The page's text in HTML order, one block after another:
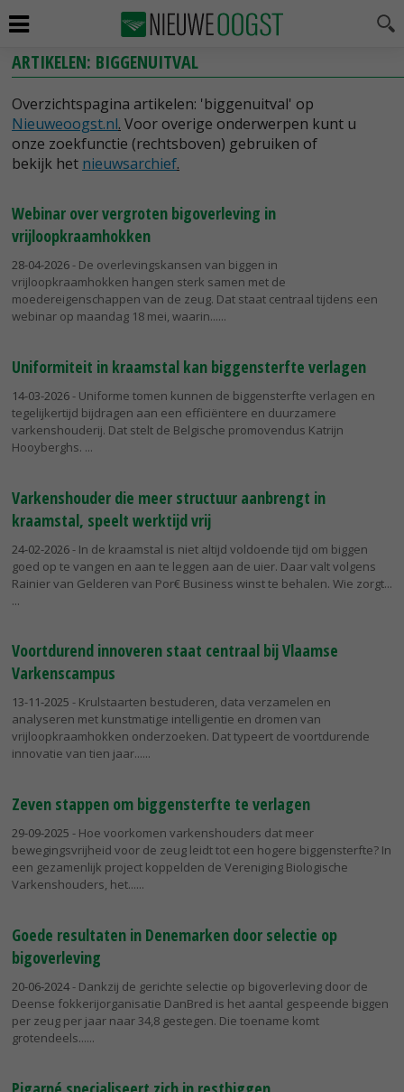
ARTIKELEN: BIGGENUITVAL
Overzichtspagina artikelen: 'biggenuitval' op
Nieuweoogst.nl. Voor overige onderwerpen kunt u
onze zoekfunctie (rechtsboven) gebruiken of
bekijk het nieuwsarchief.
Webinar over vergroten bigoverleving in
vrijloopkraamhokken
28-04-2026- De overlevingskansen van biggen in
vrijloopkraamhokken hangen sterk samen met de
moedereigenschappen van de zeug. Dat staat centraal tijdens een
webinar op maandag 18 mei, waarin...
Uniformiteit in kraamstal kan biggensterfte verlagen
14-03-2026- Uniforme tomen kunnen de biggensterfte verlagen en
tegelijkertijd bijdragen aan een efficiëntere en duurzamere
varkenshouderij. Dat stelt de Belgische promovendus Katrijn
Hooyberghs.
Varkenshouder die meer structuur aanbrengt in
kraamstal, speelt werktijd vrij
24-02-2026- In de kraamstal is niet altijd voldoende tijd om biggen
goed op te vangen en aan te leggen aan de uier. Daar valt volgens
Rainier van Gelderen van Por€ Business winst te behalen. Wie zorgt...
Voortdurend innoveren staat centraal bij Vlaamse
Varkenscampus
13-11-2025 - Krulstaarten bestuderen, data verzamelen en
analyseren met kunstmatige intelligentie en dromen van
vrijloopkraamhokken onderzoeken. Dat typeert de voortdurende
innovatie van tien jaar...
Zeven stappen om biggensterfte te verlagen
29-09-2025 - Hoe voorkomen varkenshouders dat meer
bewegingsvrijheid voor de zeug leidt tot een hogere biggensterfte? In
een gezamenlijk project koppelden de Vereniging Biologische
Varkenshouders, het...
Goede resultaten in Denemarken door selectie op
bigoverleving
20-06-2024- Dankzij de gerichte selectie op bigoverleving door de
Deense fokkerijorganisatie DanBred is het aantal gespeende biggen
per zeug per jaar naar 34,8 gestegen. Die toename komt
grotendeels...